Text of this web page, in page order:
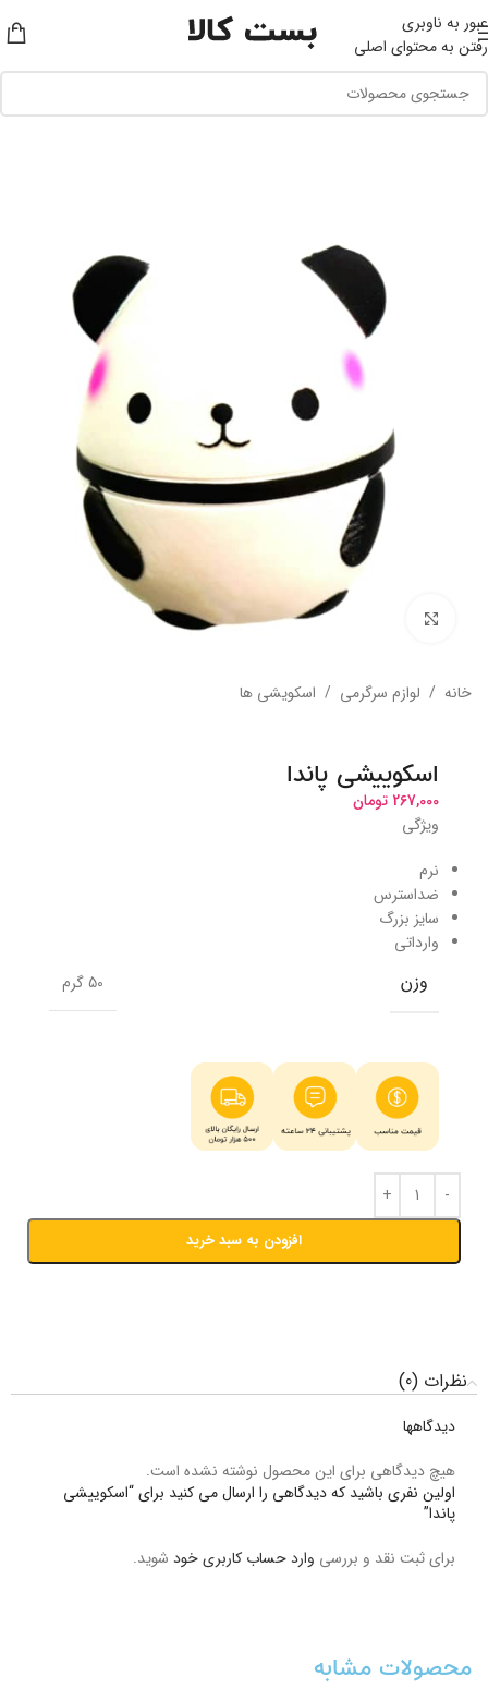
عبور به ناوبری
رفتن به محتوای اصلی
بزرگنمایی تصویر
خانه / لوازم سرگرمی / اسکویشی ها
اسکوییشی پاندا
267,000 تومان
ویژگی
نرم
ضداسترس
سایز بزرگ
وارداتی
وزن 50 گرم
افزودن به سبد خرید
نظرات (0)
دیدگاهها
هیچ دیدگاهی برای این محصول نوشته نشده است.
اولین نفری باشید که دیدگاهی را ارسال می کنید برای “اسکوییشی
پاندا”
برای ثبت نقد و بررسی وارد حساب کاربری خود شوید.
محصولات مشابه